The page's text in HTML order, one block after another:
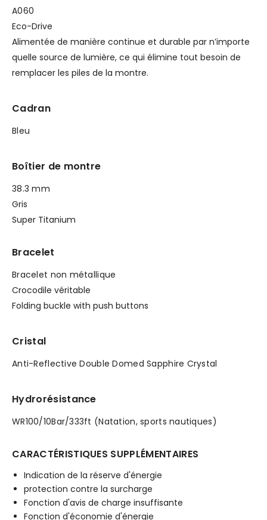
A060
Eco-Drive
Alimentée de manière continue et durable par n’importe
quelle source de lumière, ce qui élimine tout besoin de
remplacer les piles de la montre.
Cadran
Bleu
Boîtier de montre
38.3 mm
Gris
Super Titanium
Bracelet
Bracelet non métallique
Crocodile véritable
Folding buckle with push buttons
Cristal
Anti-Reflective Double Domed Sapphire Crystal
Hydrorésistance
WR100/10Bar/333ft (Natation, sports nautiques)
CARACTÉRISTIQUES SUPPLÉMENTAIRES
Indication de la réserve d'énergie
protection contre la surcharge
Fonction d'avis de charge insuffisante
Fonction d'économie d'énergie